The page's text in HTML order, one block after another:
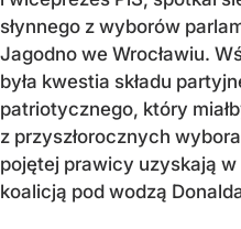
słynnego z wyborów
Jagodno we Wrocławiu.
była kwestia składu
patriotycznego, który
z przyszłorocznych
pojętej prawicy uzyskają
koalicją pod wodzą